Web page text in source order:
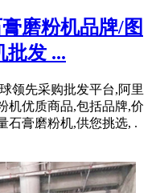
磨粉机品牌/图
批发 ...
领先采购批发平台,阿里
机优质商品,包括品牌,价
石膏磨粉机,供您挑选, .